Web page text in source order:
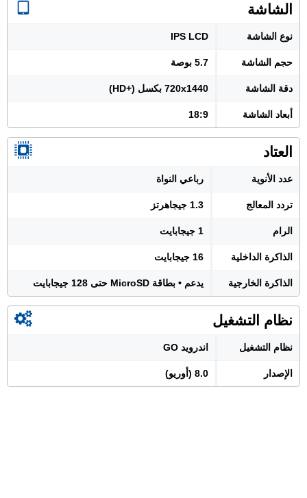
الشاشة
نوع الشاشة IPS LCD
حجم الشاشة 5.7 بوصة
دقة الشاشة 720x1440 بكسل (+HD)
أبعاد الشاشة 18:9
العتاد
عدد الأنوية رباعي النواة
تردد المعالج 1.3 جيجاهرتز
الرام 1 جيجابايت
الذاكرة الداخلية 16 جيجابايت
الذاكرة الخارجية يدعم • بطاقة MicroSD حتى 128 جيجابايت
نظام التشغيل
نظام التشغيل اندرويد GO
الإصدار 8.0 (أوريو)